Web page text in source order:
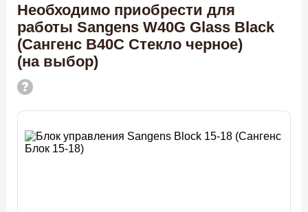
Необходимо приобрести для
работы Sangens W40G Glass Black
(Сангенс В40С Стекло черное)
(на выбор)